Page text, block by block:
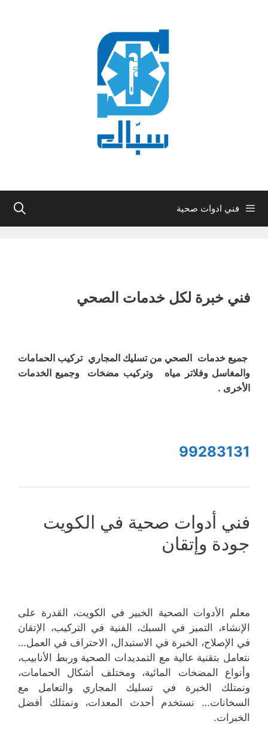
فني ادوات صحية
فني خبرة لكل خدمات الصحي
جميع خدمات الصحي من تسليك المجاري تركيب الحمامات
والمغاسل وفلاتر مياه وتركيب مضخات وجميع الخدمات
الأخرى .
99283131
فني أدوات صحية في الكويت
جودة وإتقان
معلم الأدوات الصحية الخبير في الكويت، القدرة على
الإنشاء، التميز في السبك، الفنية في التركيب، الإتقان
في الإصلاح، الخبرة في الاستبدال، الاحتراف في العمل…
نتعامل بتقنية عالية مع التمديدات الصحية وربط الأنابيب،
وأنواع المضخات المائية، ومختلف أشكال الحمامات،
ونمتلك الخبرة في تسليك المجاري والتعامل مع
السخانات… نستخدم أحدث المعدات، ونمتلك أفضل
الخبرات.